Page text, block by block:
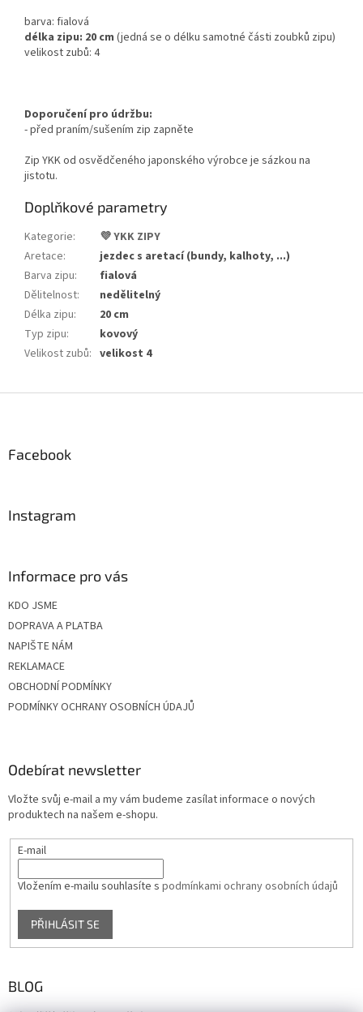
barva: fialová
délka zipu: 20 cm (jedná se o délku samotné části zoubků zipu)
velikost zubů: 4
Doporučení pro údržbu:
- před praním/sušením zip zapněte
Zip YKK od osvědčeného japonského výrobce je sázkou na
jistotu.
Doplňkové parametry
Kategorie:
💜 YKK ZIPY
Aretace:
jezdec s aretací (bundy, kalhoty, ...)
Barva zipu:
fialová
Dělitelnost:
nedělitelný
Délka zipu:
20 cm
Typ zipu:
kovový
Velikost zubů: velikost 4
Facebook
Instagram
Informace pro vás
KDO JSME
DOPRAVA A PLATBA
NAPIŠTE NÁM
REKLAMACE
OBCHODNÍ PODMÍNKY
PODMÍNKY OCHRANY OSOBNÍCH ÚDAJŮ
Odebírat newsletter
Vložte svůj e-mail a my vám budeme zasílat informace o nových
produktech na našem e-shopu.
E-mail
Vložením e-mailu souhlasíte s podmínkami ochrany osobních údajů
PŘIHLÁSIT SE
BLOG